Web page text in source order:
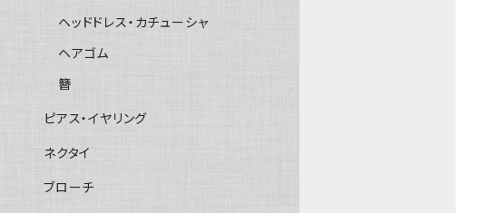
ヘッドドレス・カチューシャ
ヘアゴム
簪
ピアス・イヤリング
ネクタイ
ブローチ